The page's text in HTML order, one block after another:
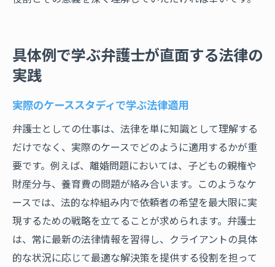
具体例で学ぶ弁護士が直面する法律の
実践
実際のケーススタディで学ぶ法律適用
弁護士としての仕事は、法律を単に知識として理解する
だけでなく、実際のケースでどのように適用するかが重
要です。例えば、離婚問題においては、子どもの親権や
財産分与、養育費の問題が絡み合います。このようなケ
ースでは、法的な枠組み内で依頼者の希望を最大限に実
現するための戦略を立てることが求められます。弁護士
は、常に最新の法律情報を習得し、クライアントの具体
的な状況に応じて最適な解決策を提供する役割を担って